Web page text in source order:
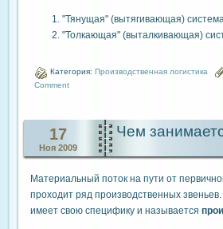
"Тянущая" (вытягивающая)
"Толкающая" (выталкивающая)
Категория: Производственная логистика
Comment
17
Ноя 2009
Чем
Материальный поток на пути от
проходит ряд производственных
имеет свою специфику и называется